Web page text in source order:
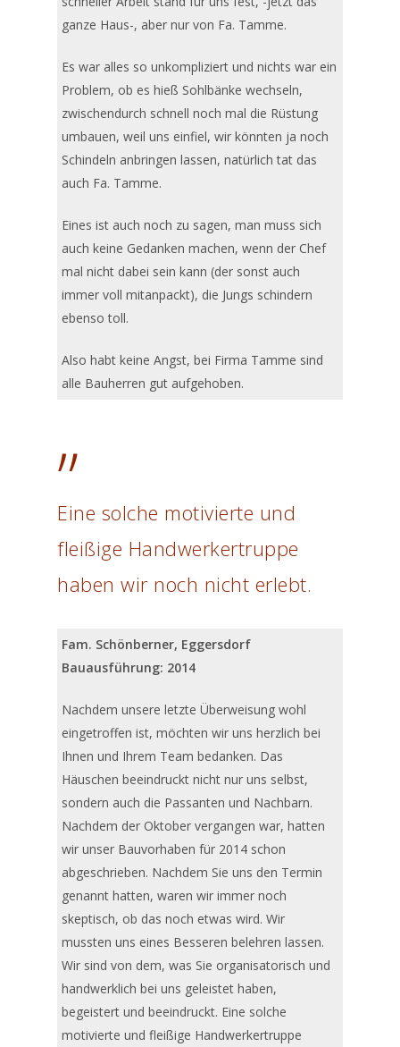
ganze Haus-, aber nur von Fa. Tamme.
Es war alles so unkompliziert und nichts war ein
Problem, ob es hieß Sohlbänke wechseln,
zwischendurch schnell noch mal die Rüstung
umbauen, weil uns einfiel, wir könnten ja noch
Schindeln anbringen lassen, natürlich tat das
auch Fa. Tamme.
Eines ist auch noch zu sagen, man muss sich
auch keine Gedanken machen, wenn der Chef
mal nicht dabei sein kann (der sonst auch
immer voll mitanpackt), die Jungs schindern
ebenso toll.
Also habt keine Angst, bei Firma Tamme sind
alle Bauherren gut aufgehoben.
”
Eine solche motivierte und
fleißige Handwerkertruppe
haben wir noch nicht erlebt.
Fam. Schönberner, Eggersdorf
Bauausführung: 2014
Nachdem unsere letzte Überweisung wohl
eingetroffen ist, möchten wir uns herzlich bei
Ihnen und Ihrem Team bedanken. Das
Häuschen beeindruckt nicht nur uns selbst,
sondern auch die Passanten und Nachbarn.
Nachdem der Oktober vergangen war, hatten
wir unser Bauvorhaben für 2014 schon
abgeschrieben. Nachdem Sie uns den Termin
genannt hatten, waren wir immer noch
skeptisch, ob das noch etwas wird. Wir
mussten uns eines Besseren belehren lassen.
Wir sind von dem, was Sie organisatorisch und
handwerklich bei uns geleistet haben,
begeistert und beeindruckt. Eine solche
motivierte und fleißige Handwerkertruppe